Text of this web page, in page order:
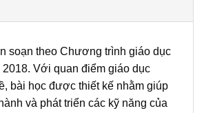
soạn theo Chương trình giáo dục
2018. Với quan điểm giáo dục
bài học được thiết kế nhằm giúp
và phát triển các kỹ năng của